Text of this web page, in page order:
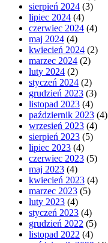
sierpień 2024 (3)
lipiec 2024 (4)
czerwiec 2024 (4)
maj 2024 (4)
kwiecień 2024 (2)
marzec 2024 (2)
luty 2024 (2)
styczeń 2024 (2)
grudzień 2023 (3)
listopad 2023 (4)
październik 2023 (4)
wrzesień 2023 (4)
sierpień 2023 (5)
lipiec 2023 (4)
czerwiec 2023 (5)
maj 2023 (4)
kwiecień 2023 (4)
marzec 2023 (5)
luty 2023 (4)
styczeń 2023 (4)
grudzień 2022 (5)
listopad 2022 (4)